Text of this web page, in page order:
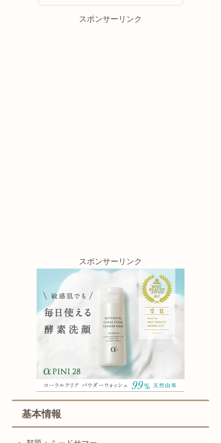
スポンサーリンク
スポンサーリンク
基本情報